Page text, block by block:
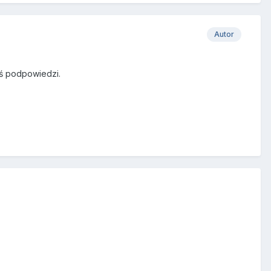
Autor
podpowiedzi.